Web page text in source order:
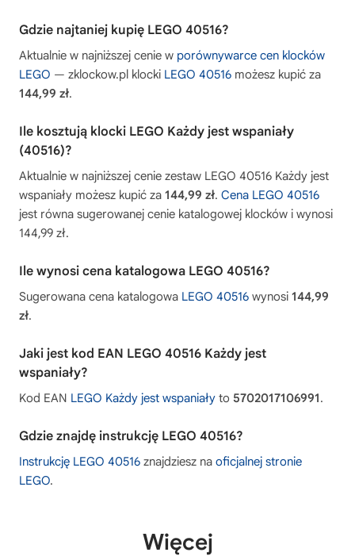
Gdzie najtaniej kupię LEGO 40516?
Aktualnie w najniższej cenie w porównywarce cen klocków
LEGO — zklockow.pl klocki LEGO 40516 możesz kupić za
144,99 zł.
Ile kosztują klocki LEGO Każdy jest wspaniały
(40516)?
Aktualnie w najniższej cenie zestaw LEGO 40516 Każdy jest
wspaniały możesz kupić za 144,99 zł. Cena LEGO 40516
jest równa sugerowanej cenie katalogowej klocków i wynosi
144,99 zł.
Ile wynosi cena katalogowa LEGO 40516?
Sugerowana cena katalogowa LEGO 40516 wynosi 144,99
zł.
Jaki jest kod EAN LEGO 40516 Każdy jest
wspaniały?
Kod EAN LEGO Każdy jest wspaniały to 5702017106991.
Gdzie znajdę instrukcję LEGO 40516?
Instrukcję LEGO 40516 znajdziesz na oficjalnej stronie
LEGO.
Więcej